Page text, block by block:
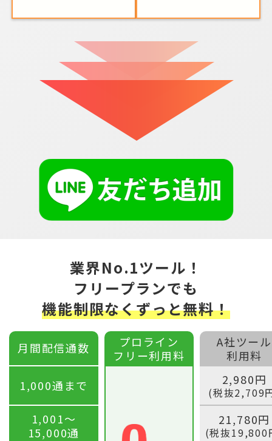
業界No.1ツール！
フリープランでも
機能制限なくずっと無料！
月間配信通数
プロライン
フリー利用料
A社ツール
利用料
1,000通まで
2,980円
(税抜2,709
1,001〜
15,000通
21,780円
(税抜19,800